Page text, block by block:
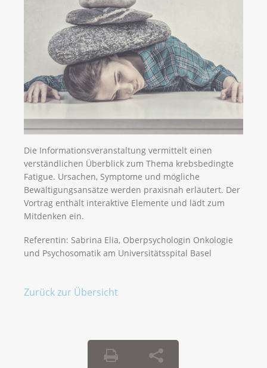
Die Informationsveranstaltung vermittelt einen
verständlichen Überblick zum Thema krebsbedingte
Fatigue. Ursachen, Symptome und mögliche
Bewältigungsansätze werden praxisnah erläutert. Der
Vortrag enthält interaktive Elemente und lädt zum
Mitdenken ein.
Referentin: Sabrina Elia, Oberpsychologin Onkologie
und Psychosomatik am Universitätsspital Basel
Zurück zur Übersicht